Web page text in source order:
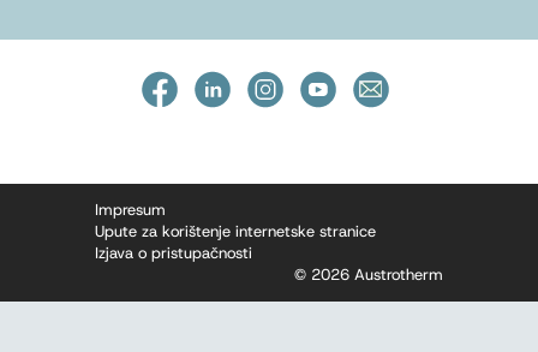
Impresum
Upute za korištenje internetske stranice
Izjava o pristupačnosti
© 2026 Austrotherm